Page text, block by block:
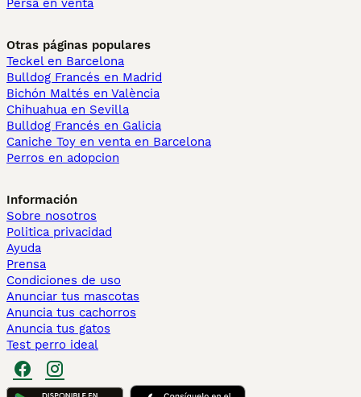
Persa en venta
Otras páginas populares
Teckel en Barcelona
Bulldog Francés en Madrid
Bichón Maltés en València
Chihuahua en Sevilla
Bulldog Francés en Galicia
Caniche Toy en venta en Barcelona
Perros en adopcion
Información
Sobre nosotros
Politica privacidad
Ayuda
Prensa
Condiciones de uso
Anunciar tus mascotas
Anuncia tus cachorros
Anuncia tus gatos
Test perro ideal